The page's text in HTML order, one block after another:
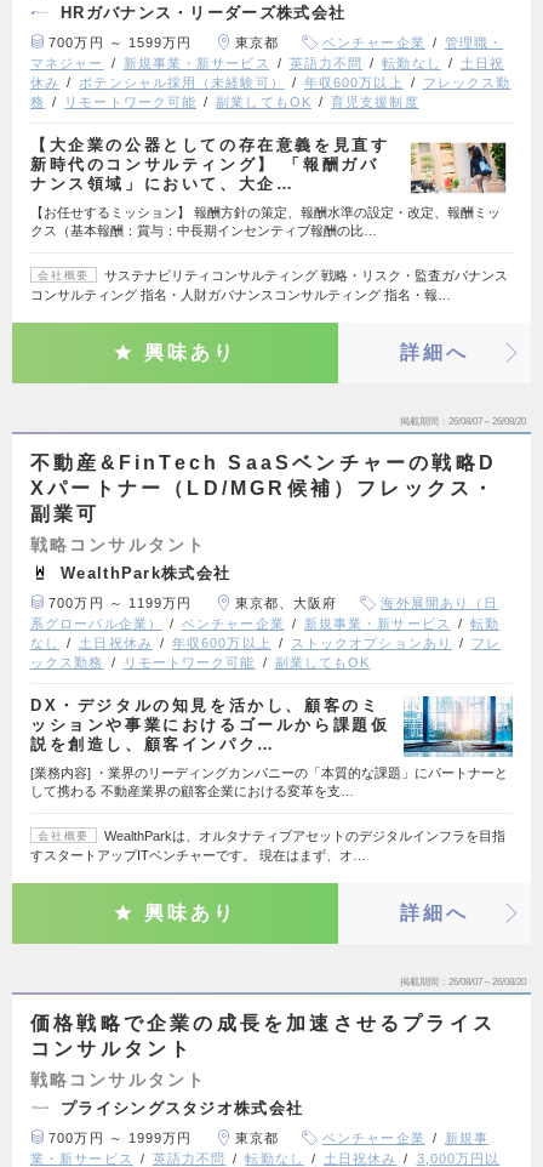
HRガバナンス・リーダーズ株式会社
700万円 ～ 1599万円 東京都 ベンチャー企業
管理職・
マネジャー
新規事業・新サービス 英語力不問 転勤なし
土日祝
休み
ポテンシャル採用（未経験可） 年収600万以上
フレックス勤
務
リモートワーク可能 副業してもOK 育児支援制度
【大企業の公器としての存在意義を見直す
新時代のコンサルティング】 「報酬ガバ
ナンス領域」において、大企…
【お任せするミッション】 報酬方針の策定、報酬水準の設定・改定、報酬ミッ
クス（基本報酬：賞与：中長期インセンティブ報酬の比…
会社概要
サステナビリティコンサルティング 戦略・リスク・監査ガバナンス
コンサルティング 指名・人財ガバナンスコンサルティング 指名・報…
興味あり 詳細へ
掲載期間 26/08/07～26/08/20
不動産&FinTech SaaSベンチャーの戦略D
Xパートナー（LD/MGR候補）フレックス・
副業可
戦略コンサルタント
WealthPark株式会社
700万円 ～ 1199万円 東京都、大阪府
海外展開あり（日
系グローバル企業）
ベンチャー企業 新規事業・新サービス
転勤
なし
土日祝休み 年収600万以上 ストックオプションあり
フレ
ックス勤務
リモートワーク可能 副業してもOK
DX・デジタルの知見を活かし、顧客のミ
ッションや事業におけるゴールから課題仮
説を創造し、顧客インパク…
[業務内容] ・業界のリーディングカンパニーの「本質的な課題」にパートナーと
して携わる 不動産業界の顧客企業における変革を支…
会社概要
WealthParkは、オルタナティブアセットのデジタルインフラを目指
すスタートアップITベンチャーです。 現在はまず、オ…
興味あり 詳細へ
掲載期間 26/08/07～26/08/20
価格戦略で企業の成長を加速させるプライス
コンサルタント
戦略コンサルタント
プライシングスタジオ株式会社
700万円 ～ 1999万円 東京都 ベンチャー企業
新規事
業・新サービス
英語力不問 転勤なし 土日祝休み
3,000万円以